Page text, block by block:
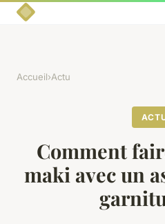
Accueil›Actu
Comment
maki avec un